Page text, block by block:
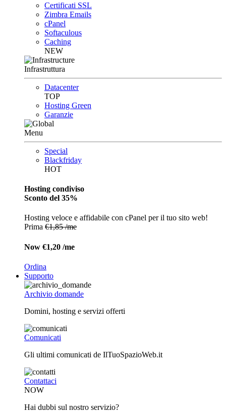
Certificati SSL
Zimbra Emails
cPanel
Softaculous
Caching
NEW
Infrastruttura
Datacenter
TOP
Hosting Green
Garanzie
Menu
Special
Blackfriday
HOT
Hosting condiviso
Sconto del 35%
Hosting veloce e affidabile con cPanel per il tuo sito web!
Prima €1,85 /me
Now €1,20 /me
Ordina
Supporto
Archivio domande
Domini, hosting e servizi offerti
Comunicati
Gli ultimi comunicati de IlTuoSpazioWeb.it
Contattaci
NOW
Hai dubbi sul nostro servizio?